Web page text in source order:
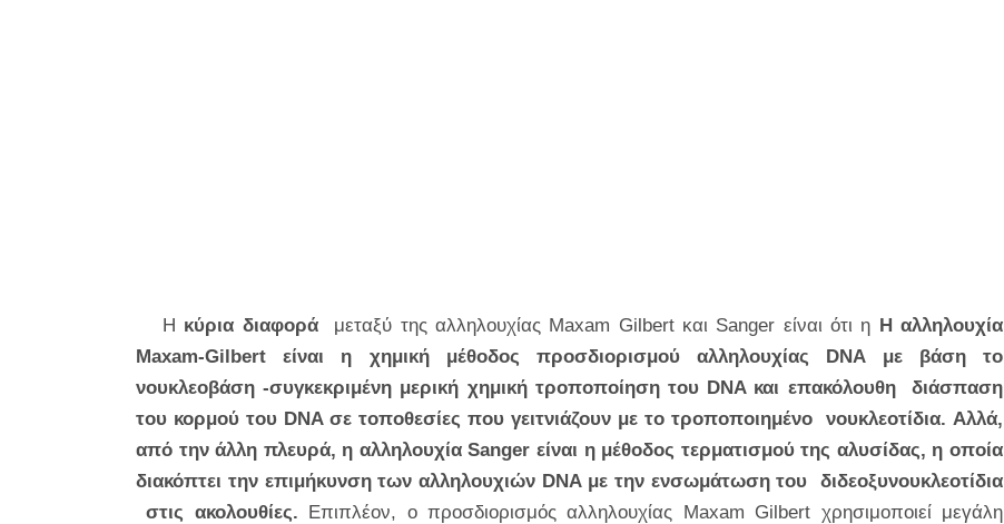
Η κύρια διαφορά μεταξύ της αλληλουχίας Maxam Gilbert και Sanger είναι ότι η Η αλληλουχία
Maxam-Gilbert είναι η χημική μέθοδος προσδιορισμού αλληλουχίας DNA με βάση το
νουκλεοβάση -συγκεκριμένη μερική χημική τροποποίηση του DNA και επακόλουθη
διάσπαση
του κορμού του DNA σε τοποθεσίες που γειτνιάζουν με το τροποποιημένο
νουκλεοτίδια. Αλλά,
από την άλλη πλευρά, η αλληλουχία Sanger είναι η μέθοδος τερματισμού της αλυσίδας, η οποία
διακόπτει την επιμήκυνση των αλληλουχιών DNA με την ενσωμάτωση του
διδεοξυνουκλεοτίδια
στις ακολουθίες. Επιπλέον, ο προσδιορισμός αλληλουχίας Maxam Gilbert χρησιμοποιεί μεγάλη